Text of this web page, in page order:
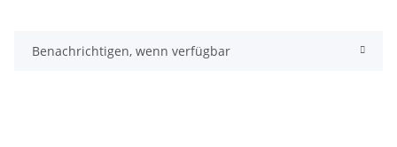
Benachrichtigen, wenn verfügbar